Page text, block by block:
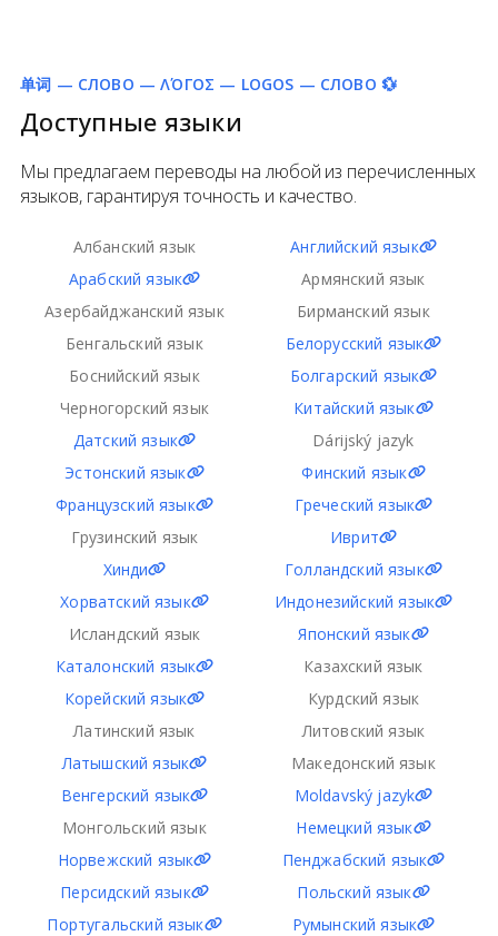
单词 — СЛОВО — ΛΌΓΟΣ — LOGOS — СЛОВО 💱
Доступные языки
Мы предлагаем переводы на любой из перечисленных
языков, гарантируя точность и качество.
Албанский язык
Английский язык
Арабский язык
Армянский язык
Азербайджанский язык
Бирманский язык
Бенгальский язык
Белорусский язык
Боснийский язык
Болгарский язык
Черногорский язык
Китайский язык
Датский язык
Dárijský jazyk
Эстонский язык
Финский язык
Французский язык
Греческий язык
Грузинский язык
Иврит
Хинди
Голландский язык
Хорватский язык
Индонезийский язык
Исландский язык
Японский язык
Каталонский язык
Казахский язык
Корейский язык
Курдский язык
Латинский язык
Литовский язык
Латышский язык
Македонский язык
Венгерский язык
Moldavský jazyk
Монгольский язык
Немецкий язык
Норвежский язык
Пенджабский язык
Персидский язык
Польский язык
Португальский язык
Румынский язык